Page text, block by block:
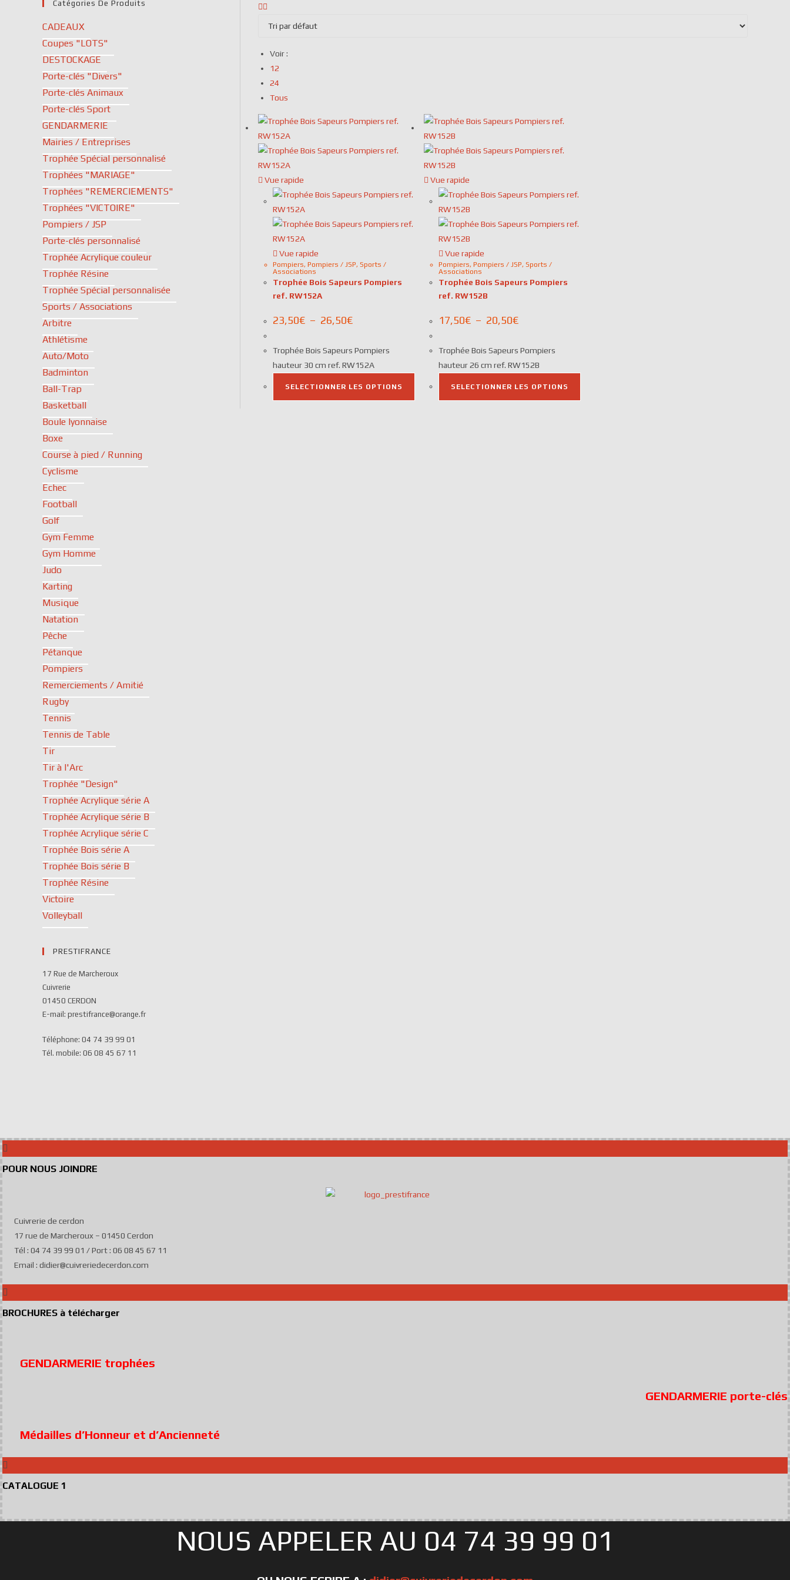
Voir :
12
24
Tous
Vue rapide
Vue rapide
Pompiers, Pompiers / JSP, Sports /
Associations
Trophée Bois Sapeurs Pompiers
ref. RW152A
23,50€ – 26,50€Plage
de
à
Trophée Bois Sapeurs Pompiers
hauteur 30 cm ref. RW152A
SELECTIONNER LES OPTIONS
Vue rapide
Vue rapide
Pompiers, Pompiers / JSP, Sports /
Associations
Trophée Bois Sapeurs Pompiers
ref. RW152B
17,50€ – 20,50€Plage
de
à
Trophée Bois Sapeurs Pompiers
hauteur 26 cm ref. RW152B
SELECTIONNER LES OPTIONS
Catégories De Produits
CADEAUX
Coupes "LOTS"
DESTOCKAGE
Porte-clés "Divers"
Porte-clés Animaux
Porte-clés Sport
GENDARMERIE
Mairies / Entreprises
Trophée Spécial personnalisé
Trophées "MARIAGE"
Trophées "REMERCIEMENTS"
Trophées "VICTOIRE"
Pompiers / JSP
Porte-clés personnalisé
Trophée Acrylique couleur
Trophée Résine
Trophée Spécial personnalisée
Sports / Associations
Arbitre
Athlétisme
Auto/Moto
Badminton
Ball-Trap
Basketball
Boule lyonnaise
Boxe
Course à pied / Running
Cyclisme
Echec
Football
Golf
Gym Femme
Gym Homme
Judo
Karting
Musique
Natation
Pêche
Pétanque
Pompiers
Remerciements / Amitié
Rugby
Tennis
Tennis de Table
Tir
Tir à l'Arc
Trophée "Design"
Trophée Acrylique série A
Trophée Acrylique série B
Trophée Acrylique série C
Trophée Bois série A
Trophée Bois série B
Trophée Résine
Victoire
Volleyball
PRESTIFRANCE
17 Rue de Marcheroux
Cuivrerie
01450 CERDON
E-mail: prestifrance@orange.fr
Téléphone: 04 74 39 99 01
Tél. mobile: 06 08 45 67 11
POUR NOUS JOINDRE
Cuivrerie de cerdon
17 rue de Marcheroux – 01450 Cerdon
Tél : 04 74 39 99 01 / Port : 06 08 45 67 11
Email : didier@cuivreriedecerdon.com
BROCHURES à télécharger
GENDARMERIE trophées
GENDARMERIE porte-clés
Médailles d’Honneur et d’Ancienneté
CATALOGUE 1
NOUS APPELER AU 04 74 39 99 01